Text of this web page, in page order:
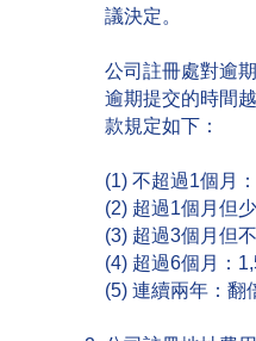
議決定。
公司註冊處對逾
逾期提交的時間
款規定如下：
(1) 不超過1個月
(2) 超過1個月但
(3) 超過3個月但
(4) 超過6個月：
(5) 連續兩年：翻